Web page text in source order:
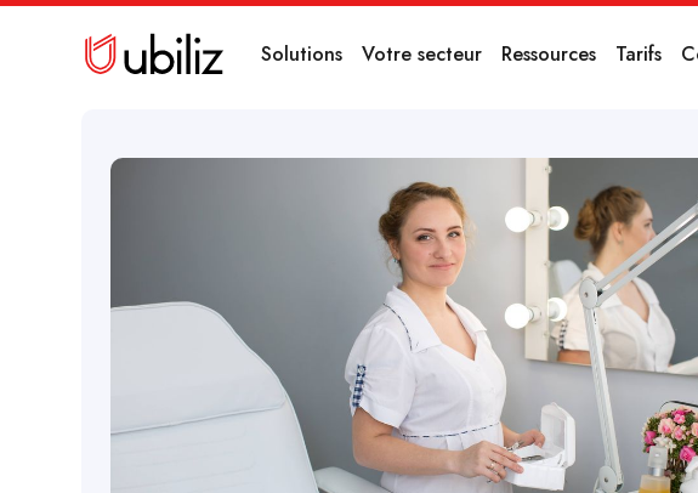
Solutions Votre secteur Ressources Tarifs
Comment augmenter le
revenu de votre institut
beauté ?
Notre guide concret pour les instituts de beauté souhaitant booster leur chiffre
grâce à des actions précises et de outils digitaux efficaces comme les bons
réservation en ligne ou encore la présence digitale.